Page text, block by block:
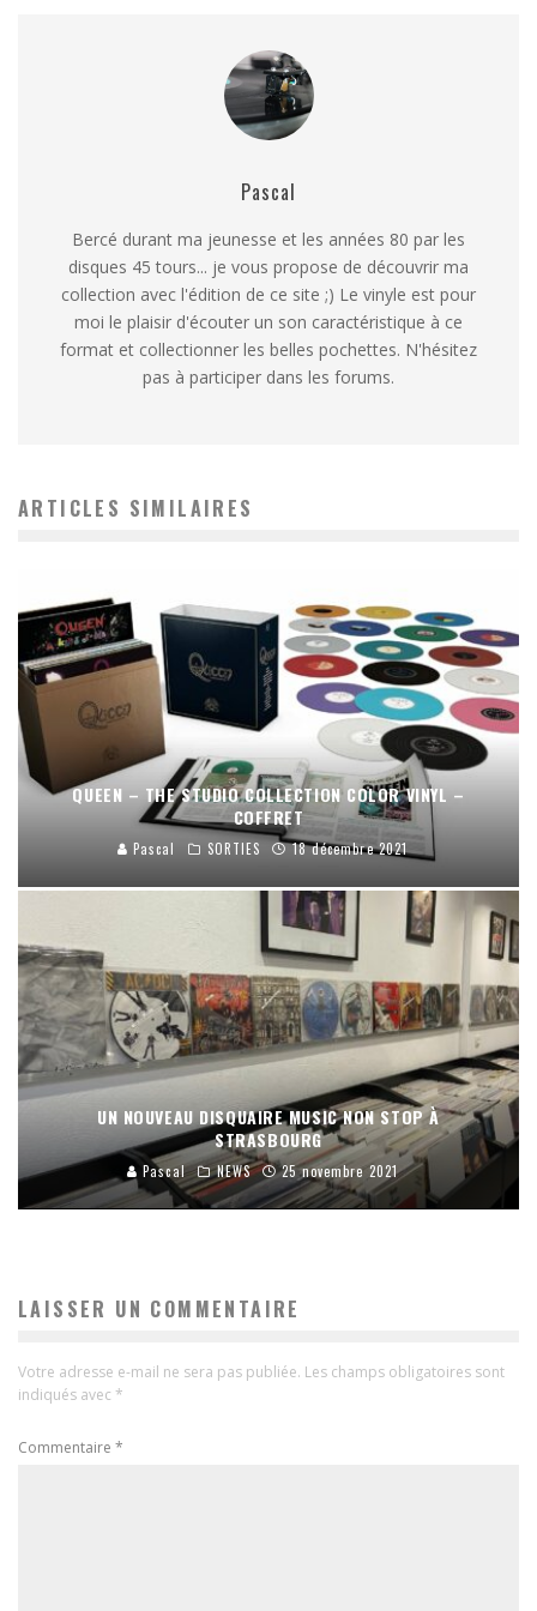
Pascal
Bercé durant ma jeunesse et les années 80 par les
disques 45 tours... je vous propose de découvrir ma
collection avec l'édition de ce site ;) Le vinyle est pour
moi le plaisir d'écouter un son caractéristique à ce
format et collectionner les belles pochettes. N'hésitez
pas à participer dans les forums.
ARTICLES SIMILAIRES
QUEEN – THE STUDIO COLLECTION COLOR VINYL –
COFFRET
Pascal SORTIES 18 décembre 2021
UN NOUVEAU DISQUAIRE MUSIC NON STOP À
STRASBOURG
Pascal NEWS 25 novembre 2021
LAISSER UN COMMENTAIRE
Votre adresse e-mail ne sera pas publiée. Les champs obligatoires sont
indiqués avec *
Commentaire *